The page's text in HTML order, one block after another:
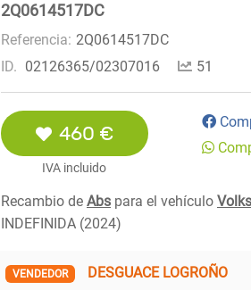
2Q0614517DC
Referencia: 2Q0614517DC
ID. 02126365/02307016 51
460 €
IVA incluido
Recambio de Abs para el vehículo
INDEFINIDA (2024)
VENDEDOR
DESGUACE LOGROÑO